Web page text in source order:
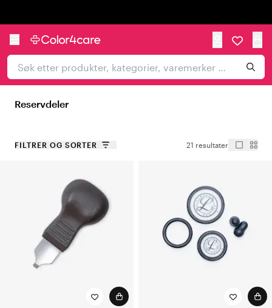
Reservdeler
FILTRER OG SORTER 21 resultater